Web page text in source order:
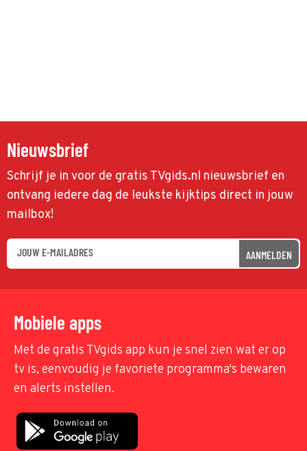
Nieuwsbrief
Schrijf je in voor de gratis TVgids.nl nieuwsbrief en
ontvang iedere dag de leukste kijktips direct in jouw
mailbox!
AANMELDEN
Mobiele apps
Met de gratis TVgids app kun je snel zien wat er op
tv is, eenvoudig je favoriete programma's bewaren
en alerts instellen.